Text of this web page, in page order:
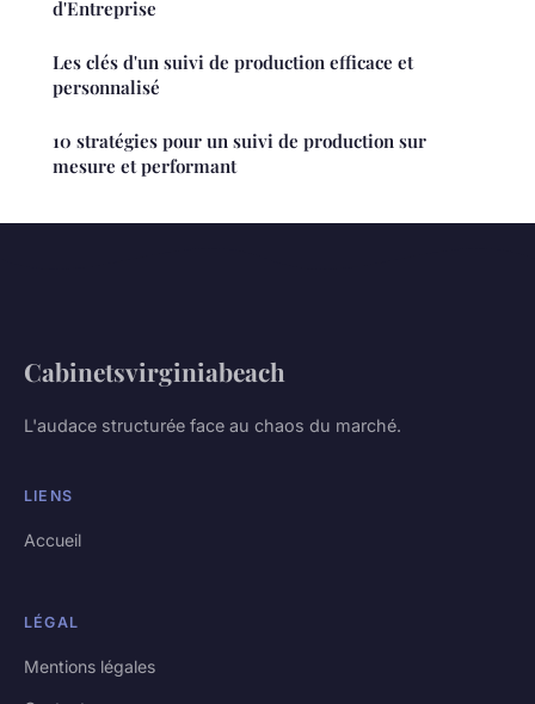
d'Entreprise
Les clés d'un suivi de production efficace et
personnalisé
10 stratégies pour un suivi de production sur
mesure et performant
Cabinetsvirginiabeach
L'audace structurée face au chaos du marché.
LIENS
Accueil
LÉGAL
Mentions légales